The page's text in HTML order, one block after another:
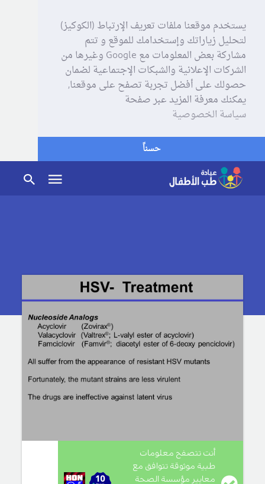
يستخدم موقعنا ملفات تعريف الإرتباط (الكوكيز)
لتحليل زياراتك وإستخدامك للموقع و تتم
مشاركة بعض المعلومات مع Google وغيرها من
الشركات الإعلانية والشبكات الإجتماعية لضمان
حصولك على أفضل تجربة تصفح على موقعنا,
يمكنك معرفة المزيد عبر صفحة
سياسة الخصوصية
حسناً
أنت تتصفح معلومات
طبية موثوقة تتوافق مع
معايير مؤسسة الصحة